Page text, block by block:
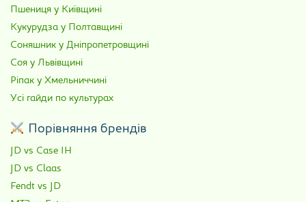
Пшениця у Київщині
Кукурудза у Полтавщині
Соняшник у Дніпропетровщині
Соя у Львівщині
Ріпак у Хмельниччині
Усі гайди по культурах
Порівняння брендів
JD vs Case IH
JD vs Claas
Fendt vs JD